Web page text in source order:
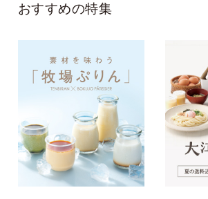
おすすめの特集